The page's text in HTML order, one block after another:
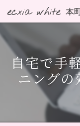
自宅で手
ニングの